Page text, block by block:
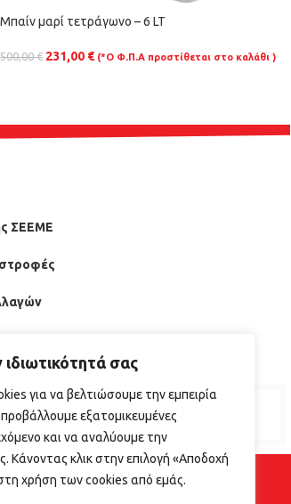
σας
για να βελτιώσουμε την εμπειρία
εξατομικευμένες
και να αναλύουμε την
Κάνοντας κλικ στην επιλογή «Αποδοχή
χρήση των cookies από εμάς.
Μπαίν μαρί τετράγωνο – 6 LT
500,00€ 231,00 € (*Ο Φ.Π.Α προστίθεται στο καλάθι )
ΣΕΕΜΕ